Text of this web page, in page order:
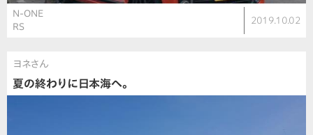
N-ONE
RS
2019.10.02
ヨネさん
夏の終わりに日本海へ。